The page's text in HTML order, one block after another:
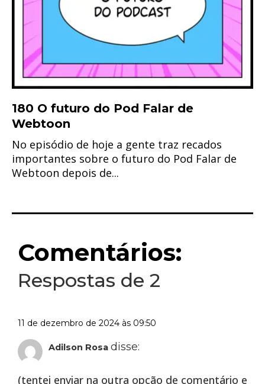
180 O futuro do Pod Falar de
Webtoon
No episódio de hoje a gente traz recados
importantes sobre o futuro do Pod Falar de
Webtoon depois de...
Comentários:
Respostas de 2
Adilson Rosa disse:
11 de dezembro de 2024 às 09:50
(tentei enviar na outra opção de comentário e